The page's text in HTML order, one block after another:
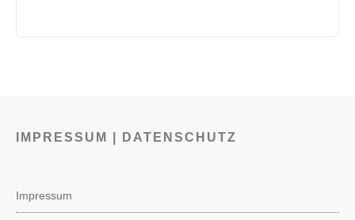
IMPRESSUM | DATENSCHUTZ
Impressum